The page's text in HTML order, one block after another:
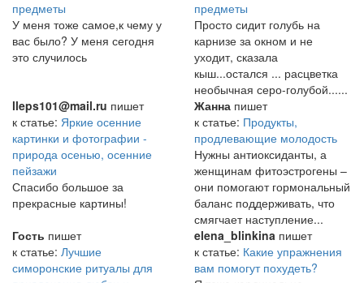
предметы
У меня тоже самое,к чему у
вас было? У меня сегодня
это случилось
предметы
Просто сидит голубь на
карнизе за окном и не
уходит, сказала
кыш...остался ... расцветка
необычная серо-голубой......
lleps101@mail.ru пишет
к статье: Яркие осенние
картинки и фотографии -
природа осенью, осенние
пейзажи
Спасибо большое за
прекрасные картины!
Жанна пишет
к статье: Продукты,
продлевающие молодость
Нужны антиоксиданты, а
женщинам фитоэстрогены –
они помогают гормональный
баланс поддерживать, что
смягчает наступление...
Гость пишет
к статье: Лучшие
симоронские ритуалы для
elena_blinkina пишет
к статье: Какие упражнения
вам помогут похудеть?